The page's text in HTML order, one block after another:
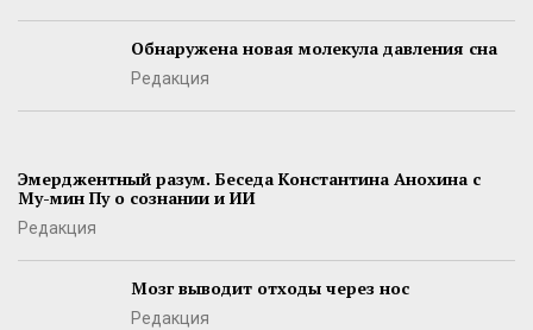
Обнаружена новая молекула давления сна
Редакция
Эмерджентный разум. Беседа Константина Анохина с
Му-мин Пу о сознании и ИИ
Редакция
Мозг выводит отходы через нос
Редакция